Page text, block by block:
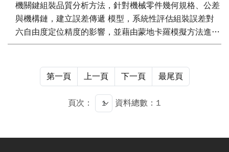
機關鍵組裝品質分析方法，針對機械零件幾何規格、公差
與機構鏈，建立誤差傳遞 模型，系統性評估組裝誤差對
六自由度定位精度的影響，並藉由蒙地卡羅模擬方法進行
統計分析，以辨 識對整體性能影響較大的關鍵公差。本
立智慧 化的誤差補償與品質控制機制，進一步強化工具
機整體性能與製造競爭力。
第一頁 上一頁 下一頁 最尾頁
頁次： 資料總數：1